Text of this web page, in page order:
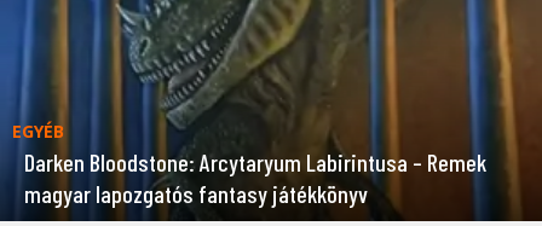
EGYÉB
Darken Bloodstone: Arcytaryum Labirintusa – Remek
magyar lapozgatós fantasy játékkönyv